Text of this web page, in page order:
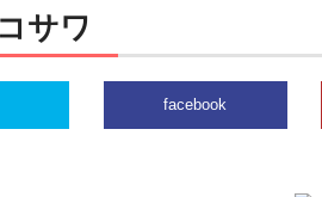
サワ
facebook